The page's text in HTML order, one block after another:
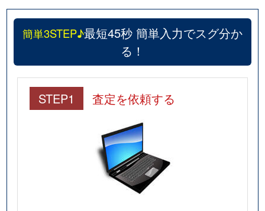
簡単3STEP♪最短45秒 簡単入力でスグ分か
る！
STEP1 査定を依頼する